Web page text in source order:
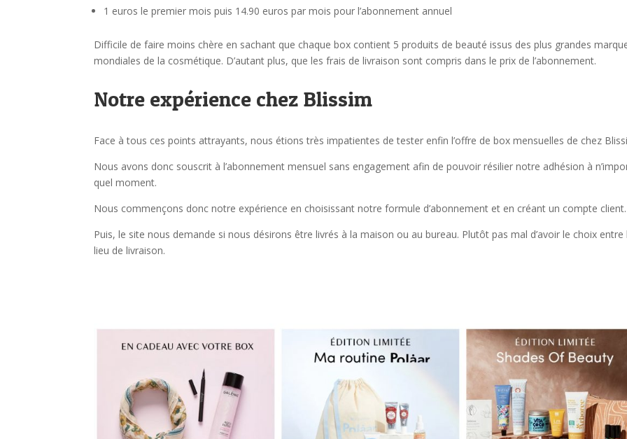
1 euros le premier mois puis 14.90 euros par mois pour l’abonnement annuel
Difficile de faire moins chère en sachant que chaque box contient 5 produits de beauté issus des plus grandes
mondiales de la cosmétique. D’autant plus, que les frais de livraison sont compris dans le prix de l’abonnement.
Notre expérience chez Blissim
Face à tous ces points attrayants, nous étions très impatientes de tester enfin l’offre de box mensuelles de chez
Nous avons donc souscrit à l’abonnement mensuel sans engagement afin de pouvoir résilier notre adhésion à
quel moment.
Nous commençons donc notre expérience en choisissant notre formule d’abonnement et en créant un compte client.
Puis, le site nous demande si nous désirons être livrés à la maison ou au bureau. Plutôt pas mal d’avoir le choix entre
lieu de livraison.